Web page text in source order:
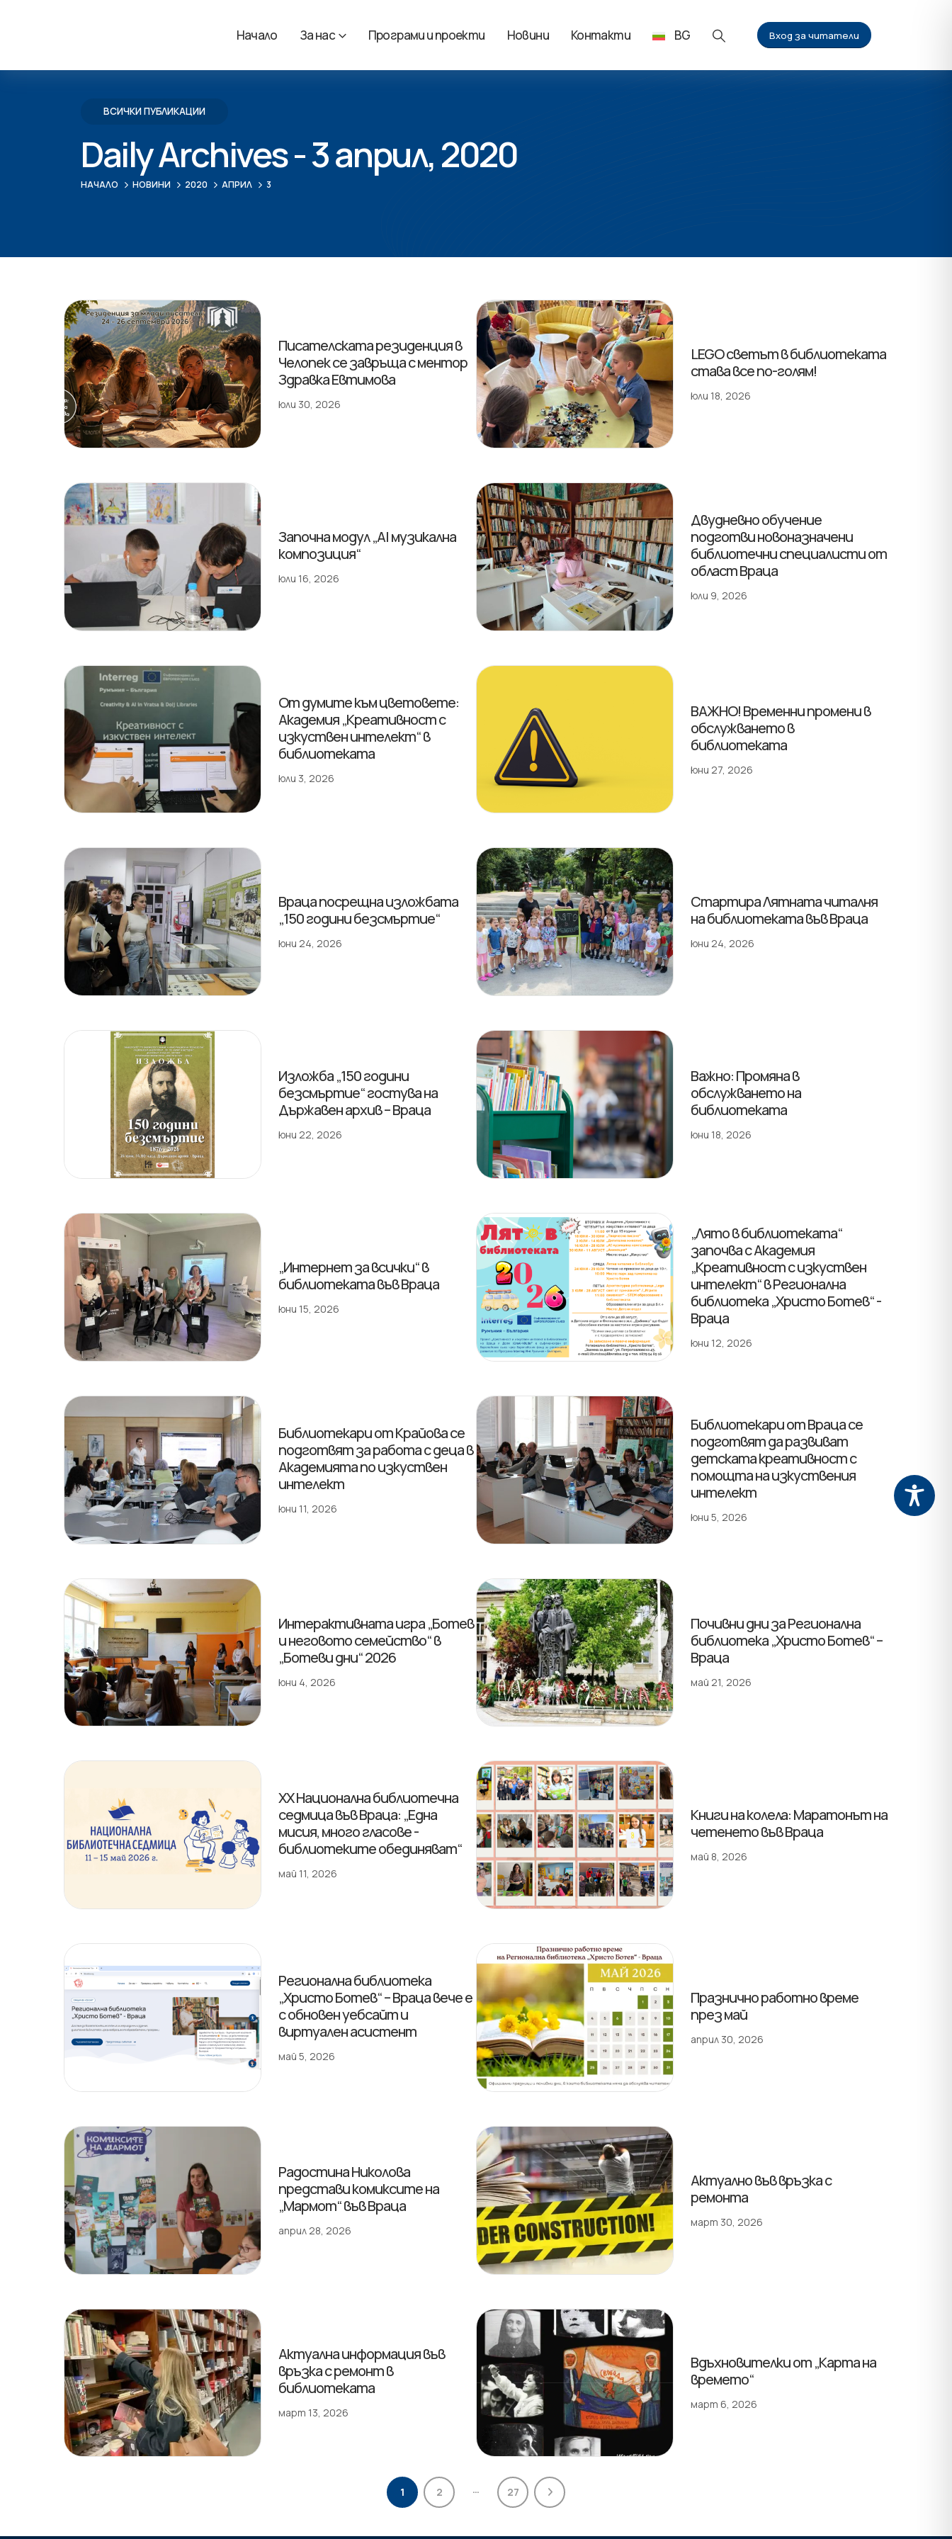
Начало За нас Програми и проекти Новини Контакти BG Вход за читатели
ВСИЧКИ ПУБЛИКАЦИИ
Daily Archives - 3 април, 2020
НАЧАЛО НОВИНИ 2020 АПРИЛ 3
Писателската резиденция в
Челопек се завръща с ментор
Здравка Евтимова
юли 30, 2026
LEGO светът в библиотеката
става все по-голям!
юли 18, 2026
Започна модул „AI музикална
композиция“
юли 16, 2026
Двудневно обучение
подготви новоназначени
библиотечни специалисти от
област Враца
юли 9, 2026
От думите към цветовете:
Академия „Креативност с
изкуствен интелект“ в
библиотеката
юли 3, 2026
ВАЖНО! Временни промени в
обслужването в
библиотеката
юни 27, 2026
Враца посрещна изложбата
„150 години безсмъртие“
юни 24, 2026
Стартира Лятната читалня
на библиотеката във Враца
юни 24, 2026
Изложба „150 години
безсмъртие“ гостува на
Държавен архив – Враца
юни 22, 2026
Важно: Промяна в
обслужването на
библиотеката
юни 18, 2026
„Интернет за всички“ в
библиотеката във Враца
юни 15, 2026
„Лято в библиотеката“
започва с Академия
„Креативност с изкуствен
интелект“ в Регионална
библиотека „Христо Ботев“ -
Враца
юни 12, 2026
Библиотекари от Крайова се
подготвят за работа с деца в
Академията по изкуствен
интелект
юни 11, 2026
Библиотекари от Враца се
подготвят да развиват
детската креативност с
помощта на изкуствения
интелект
юни 5, 2026
Интерактивната игра „Ботев
и неговото семейство“ в
„Ботеви дни“ 2026
юни 4, 2026
Почивни дни за Регионална
библиотека „Христо Ботев“ –
Враца
май 21, 2026
XX Национална библиотечна
седмица във Враца: „Една
мисия, много гласове -
библиотеките обединяват“
май 11, 2026
Книги на колела: Маратонът на
четенето във Враца
май 8, 2026
Регионална библиотека
„Христо Ботев“ – Враца вече е
с обновен уебсайт и
виртуален асистент
май 5, 2026
Празнично работно време
през май
април 30, 2026
Радостина Николова
представи комиксите на
„Мармот“ във Враца
април 28, 2026
Актуално във връзка с
ремонта
март 30, 2026
Актуална информация във
връзка с ремонт в
библиотеката
март 13, 2026
Вдъхновителки от „Карта на
времето“
март 6, 2026
1 2 … 27